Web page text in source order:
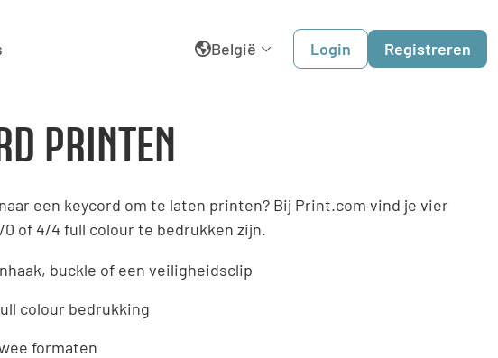
België
Dansk
Login Registreren
PRINTEN
een keycord om te laten printen? Bij Print.com vind je vier
of 4/4 full colour te bedrukken zijn.
buckle of een veiligheidsclip
colour bedrukking
formaten